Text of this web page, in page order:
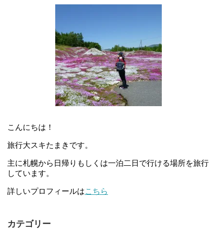
こんにちは！
旅行大スキたまきです。
主に札幌から日帰りもしくは一泊二日で行ける場所を旅行
しています。
詳しいプロフィールはこちら
カテゴリー